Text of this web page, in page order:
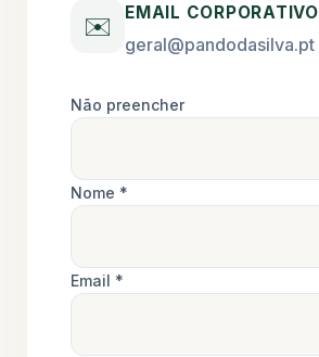
✉️ EMAIL CORPORATIVO
geral@pandodasilva.pt
Não preencher
Nome *
Email *